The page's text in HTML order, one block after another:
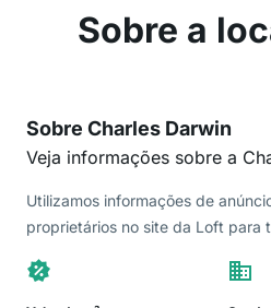
Sobre a
Sobre Charles Darwin
Veja informações sobre a
Utilizamos informações de
proprietários no site da Loft para